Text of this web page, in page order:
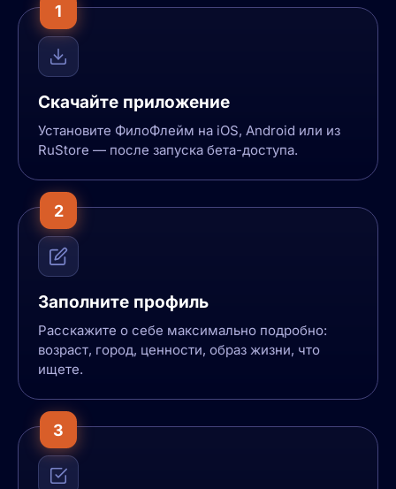
1
Скачайте приложение
Установите ФилоФлейм на iOS, Android или из
RuStore — после запуска бета-доступа.
2
Заполните профиль
Расскажите о себе максимально подробно:
возраст, город, ценности, образ жизни, что
ищете.
3